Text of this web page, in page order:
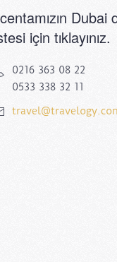
için tıklayınız.
0216 363 08 22
0533 338 32 11